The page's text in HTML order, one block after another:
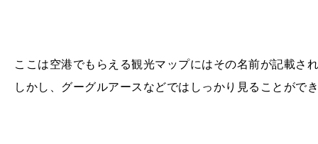
ここは空港でもらえる観光マップにはその名前が記載さ
しかし、グーグルアースなどではしっかり見ることがで